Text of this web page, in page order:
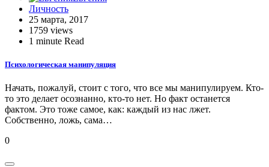
Личность
25 марта, 2017
1759 views
1 minute Read
Психологическая манипуляция
Начать, пожалуй, стоит с того, что все мы манипулируем. Кто-
то это делает осознанно, кто-то нет. Но факт останется
фактом. Это тоже самое, как: каждый из нас лжет.
Собственно, ложь, сама…
0